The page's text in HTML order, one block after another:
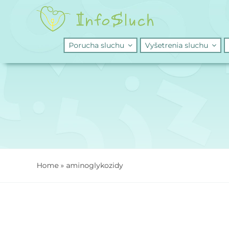
Porucha sluchu Vyšetrenia sluchu
Home » aminoglykozidy